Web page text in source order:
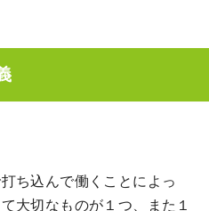
ち込んで働くことによっ
大切なものが１つ、また１